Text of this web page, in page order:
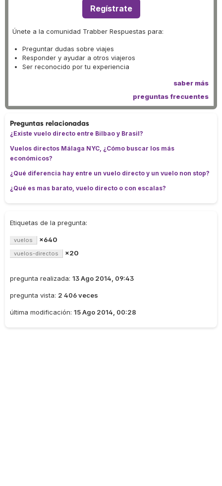
Regístrate
Únete a la comunidad Trabber Respuestas para:
Preguntar dudas sobre viajes
Responder y ayudar a otros viajeros
Ser reconocido por tu experiencia
saber más
preguntas frecuentes
Preguntas relacionadas
¿Existe vuelo directo entre Bilbao y Brasil?
Vuelos directos Málaga NYC, ¿Cómo buscar los más
económicos?
¿Qué diferencia hay entre un vuelo directo y un vuelo non stop?
¿Qué es mas barato, vuelo directo o con escalas?
Etiquetas de la pregunta:
vuelos ×640
vuelos-directos ×20
pregunta realizada: 13 Ago 2014, 09:43
pregunta vista: 2 406 veces
última modificación: 15 Ago 2014, 00:28